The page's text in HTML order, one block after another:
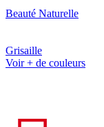
Beauté Naturelle
Grisaille
Voir + de couleurs